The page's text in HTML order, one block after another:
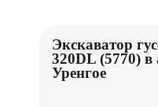
Экскаватор
320DL (5770)
Уренгое